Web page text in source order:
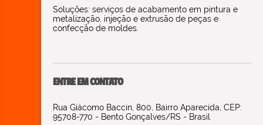
Soluções: serviços de acabamento em pintura e
metalização, injeção e extrusão de peças e
confecção de moldes.
ENTRE EM CONTATO
Rua Giácomo Baccin, 800, Bairro Aparecida, CEP:
95708-770 - Bento Gonçalves/RS - Brasil